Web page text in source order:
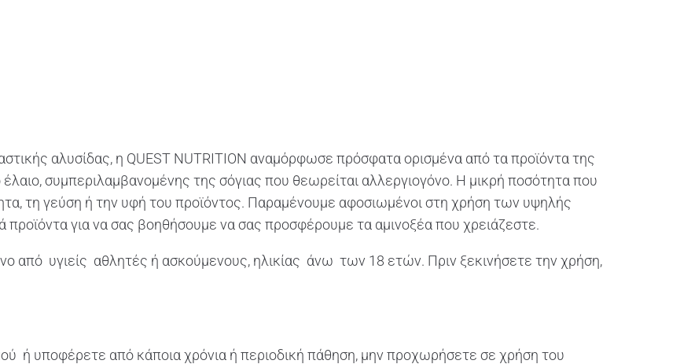
αλυσίδας, η QUEST NUTRITION αναμόρφωσε πρόσφατα ορισμένα από τα προϊόντα της
συμπεριλαμβανομένης της σόγιας που θεωρείται αλλεργιογόνο. Η μικρή ποσότητα που
τη γεύση ή την υφή του προϊόντος. Παραμένουμε αφοσιωμένοι στη χρήση των υψηλής
για να σας βοηθήσουμε να σας προσφέρουμε τα αμινοξέα που χρειάζεστε.
από υγιείς αθλητές ή ασκούμενους, ηλικίας άνω των 18 ετών. Πριν ξεκινήσετε την χρήση,
ή υποφέρετε από κάποια χρόνια ή περιοδική πάθηση, μην προχωρήσετε σε χρήση του